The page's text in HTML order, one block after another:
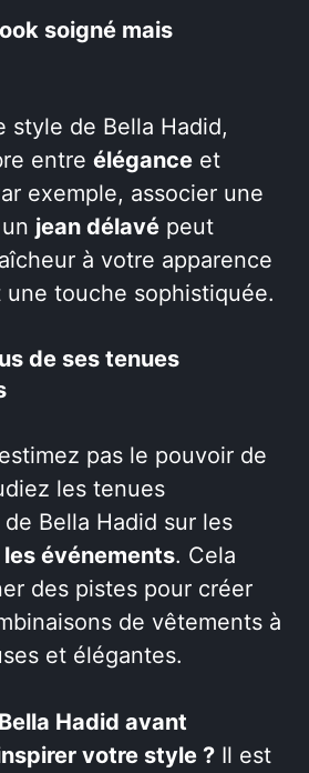
soigné mais
style de Bella Hadid,
entre élégance et
exemple, associer une
jean délavé peut
à votre apparence
touche sophistiquée.
de ses tenues
pas le pouvoir de
les tenues
Bella Hadid sur les
événements. Cela
des pistes pour créer
de vêtements à
et élégantes.
Bella Hadid avant
votre style ? Il est